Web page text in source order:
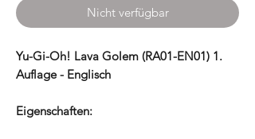
Nicht verfügbar
Yu-Gi-Oh! Lava Golem (RA01-EN01) 1.
Auflage - Englisch
Eigenschaften: